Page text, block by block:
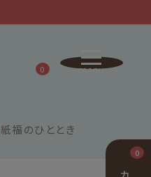
紙福のひととき
0
0